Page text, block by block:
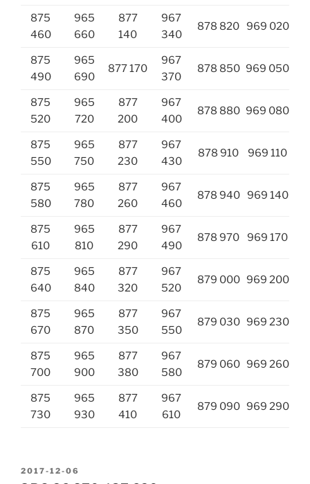
875
460
965
660
877
140
967
340
878 820 969 020
875
490
965
690
877 170
967
370
878 850 969 050
875
520
965
720
877
200
967
400
878 880 969 080
875
550
965
750
877
230
967
430
878 910 969 110
875
580
965
780
877
260
967
460
878 940 969 140
875
610
965
810
877
290
967
490
878 970 969 170
875
640
965
840
877
320
967
520
879 000 969 200
875
670
965
870
877
350
967
550
879 030 969 230
875
700
965
900
877
380
967
580
879 060 969 260
875
730
965
930
877
410
967
610
879 090 969 290
PUBLICADO
2017-12-06